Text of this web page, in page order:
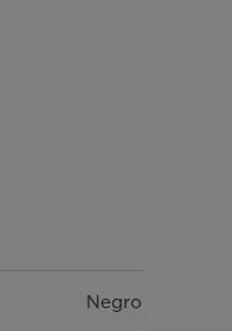
Negro